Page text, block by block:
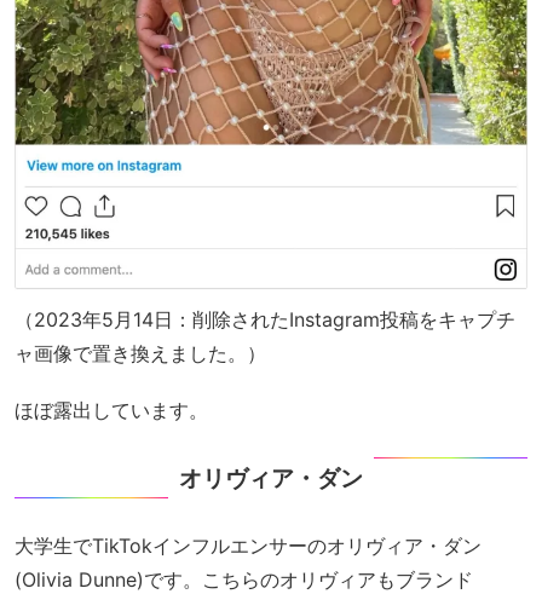
（2023年5月14日：削除されたInstagram投稿をキャプチ
ャ画像で置き換えました。）
ほぼ露出しています。
オリヴィア・ダン
大学生でTikTokインフルエンサーのオリヴィア・ダン
(Olivia Dunne)です。こちらのオリヴィアもブランド